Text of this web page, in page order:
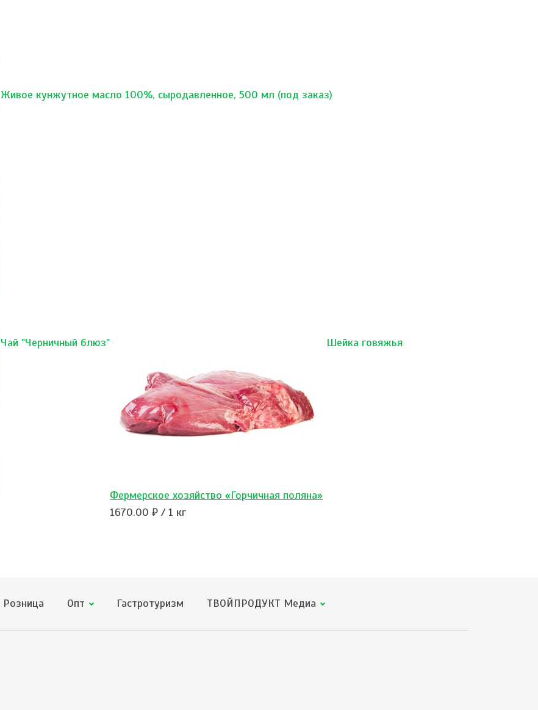
Живое кунжутное масло 100%, сыродавленное, 500 мл (под заказ)
Чай "Черничный блюз"
Шейка говяжья
Фермерское хозяйство «Горчичная поляна»
1670.00 ₽ / 1 кг
Розница Опт Гастротуризм ТВОЙПРОДУКТ Медиа